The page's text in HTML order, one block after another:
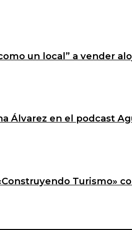
un local” a vender
Álvarez en el podcast
Turismo»